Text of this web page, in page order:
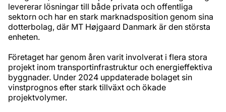
levererar lösningar till både privata och offentliga
sektorn och har en stark marknadsposition genom sina
dotterbolag, där MT Højgaard Danmark är den största
enheten.
Företaget har genom åren varit involverat i flera stora
projekt inom transportinfrastruktur och energieffektiva
byggnader. Under 2024 uppdaterade bolaget sin
vinstprognos efter stark tillväxt och ökade
projektvolymer.